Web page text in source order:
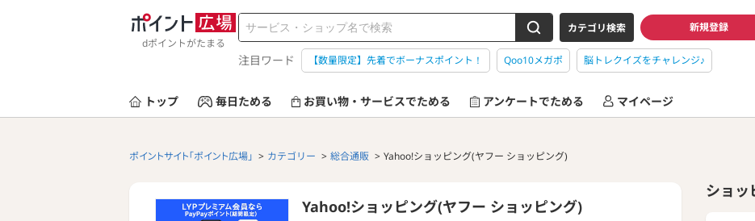
dポイントがたまる
カテゴリ検索 新規登録
注目ワード 【数量限定】先着でボーナスポイント！ Qoo10メガポ 脳トレクイズをチャレンジ♪
トップ 毎日ためる お買い物・サービスでためる アンケートでためる マイページ
ポイントサイト「ポイント広場」 カテゴリー 総合通販 Yahoo!ショッピング(ヤフー ショッピング)
Yahoo!ショッピング(ヤフー ショッピング)
ショッ